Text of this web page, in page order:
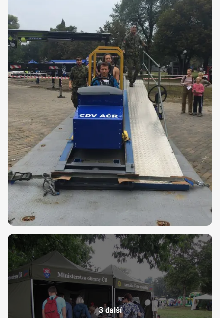
3 další